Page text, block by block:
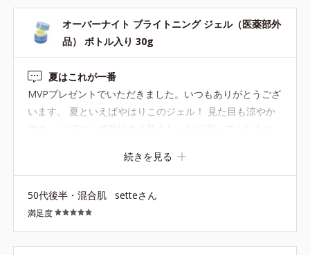
オーバーナイト ブライトニング ジェル（医薬部外
品） ボトル入り 30g
夏はこれが一番
MVPプレゼントでいただきました。いつもありがとうござ
います。 夏といえばやはりこのジェル！ 見た目も涼やか
続きを見る
50代後半・混合肌 setteさん
満足度